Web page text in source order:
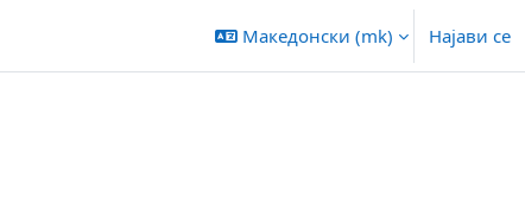
Македонски ‎(mk)‎ Најави се